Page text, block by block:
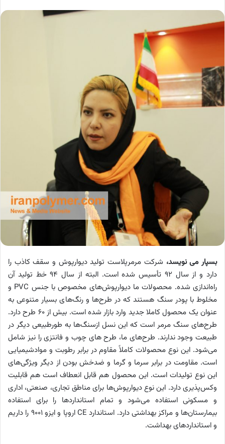
بسپار می نویسد، شرکت مرمرپلاست تولید دیوارپوش و سقف کاذب را
دارد و از سال 92 تأسیس شده است. البته از سال 94 خط تولید آن
راه‌اندازی شده. محصولات ما دیوارپوش‌های مخصوص با جنس PVC و
مخلوط با پودر سنگ هستند که در طرح‌ها و رنگ‌های بسیار متنوعی به
عنوان یک محصول کاملا جدید وارد بازار شده است. بیش از 60 طرح دارد.
طرح‌های سنگ مرمر است که این نسل ازسنگ‌ها به طورطبیعی دیگر در
طبیعت وجود ندارند. طرح‌های ما، طرح های چوب و فانتزی را نیز شامل
می‌شود. این نوع محصولات کاملاً مقاوم در برابر رطوبت و موادشیمیایی
است. مقاومت در برابر سرما و گرما و ضدخش بودن از دیگر ویژگی‌های
این نوع تولیدات است. این محصول هم قابل انعطاف است هم قابلیت
وکس‌پذیری دارد. این نوع دیوارپوش‌ها برای مناطق تجاری، صنعتی، اداری
و مسکونی استفاده می‌شود و تمام استانداردها را برای استفاده
بیمارستان‌ها و مراکز بهداشتی دارد. استاندارد CE
اروپا و ایزو 9001 را داریم
و استانداردهای بهداشت.